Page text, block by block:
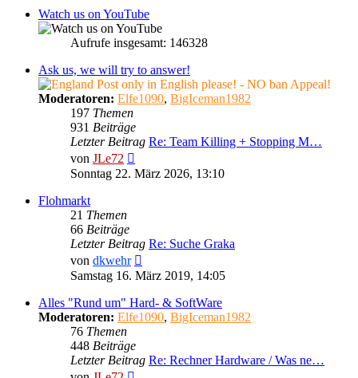
Watch us on YouTube
Aufrufe insgesamt: 146328
Ask us, we will try to answer!
Post only in English please! - NO ban Appeal!
Moderatoren: Elfe1090, BigIceman1982
197 Themen
931 Beiträge
Letzter Beitrag Re: Team Killing + Stopping M…
von JLe72
Beitrag
Sonntag 22. März 2026, 13:10
Flohmarkt
21 Themen
66 Beiträge
Letzter Beitrag Re: Suche Graka
von dkwehr
Beitrag
Samstag 16. März 2019, 14:05
Alles "Rund um" Hard- & SoftWare
Moderatoren: Elfe1090, BigIceman1982
76 Themen
448 Beiträge
Letzter Beitrag Re: Rechner Hardware / Was ne…